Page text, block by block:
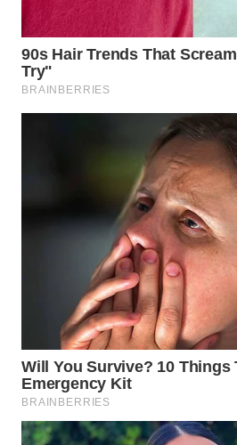
WN
BINJAI
WN
WN
MAJALENGKA
WN
SUBANG
WN
SUKABUMI